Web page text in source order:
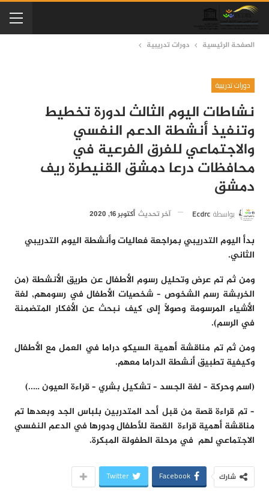
الصفحة الرئيسية دورات تدريبية
دورات تدريبية
نشاطات اليوم الثالث لدورة تخطيط
وتنفيذ أنشطة الدعم النفسي
والاجتماعي للفرق الفرعية في
محافظات درعا دمشق القنيطرة ريف
دمشق
بواسطة Ecdrc آخر تحديث أكتوبر 16, 2020
بدأ اليوم التدريبي بمراجعة فعاليات وأنشطة اليوم التدريبي
الثاني.
ومن ثم تم عرض وتحليل رسوم الأطفال عن طريق الأنشطة (من
الخربشة رسم الشخوص – شخصيات الأطفال في رسومهم, لغة
الأشياء المرسومة وصولاً إلى كيف نبحث عن الأفكار المتضمنة
في الرسم).
ومن ثم تم مناقشة أهمية السيكو دراما في العمل مع الأطفال
وكيفية تطبيق أنشطة الدراما معهم.
(اسم وحركة – لغة الجسد – تشكيل بشري – قراءة العيون …..)
– تم قراءة قصة من قبل أحد المتدربين بلباس الجد وبعدها تم
مناقشة أهمية قراءة القصة للأطفال ودورها في الدعم النفسي
الاجتماعي لهم في مرحلة الطفولة المبكرة.
شارك Facebook
Twitter